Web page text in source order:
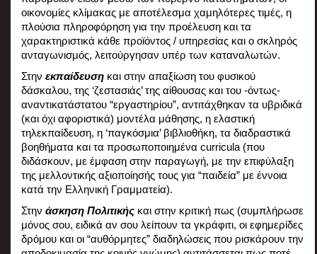
οικονομίες κλίμακας με αποτέλεσμα χαμηλότερες τιμές, η
πλούσια πληροφόρηση για την προέλευση και τα
χαρακτηριστικά κάθε προϊόντος / υπηρεσίας και ο σκληρός
ανταγωνισμός, λειτούργησαν υπέρ των καταναλωτών.
Στην εκπαίδευση και στην απαξίωση του φυσικού
δάσκαλου, της ‘ζεστασιάς’ της αίθουσας και του -όντως-
αναντικατάστατου “εργαστηρίου”, αντιτάχθηκαν τα υβριδικά
(και όχι αφοριστικά) μοντέλα μάθησης, η ελαστική
τηλεκπαίδευση, η ‘παγκόσμια’ βιβλιοθήκη, τα διαδραστικά
βοηθήματα και τα προσωποποιημένα curricula (που
διδάσκουν, με έμφαση στην παραγωγή, με την επιφύλαξη
της μελλοντικής αξιοποίησής τους για “παιδεία” με έννοια
κατά την Ελληνική Γραμματεία).
Στην άσκηση Πολιτικής και στην κριτική πως (συμπλήρωσε
μόνος σου, ειδικά αν σου λείπουν τα γκράφιτι, οι εφημερίδες
δρόμου και οι “αυθόρμητες” διαδηλώσεις που ρισκάρουν την